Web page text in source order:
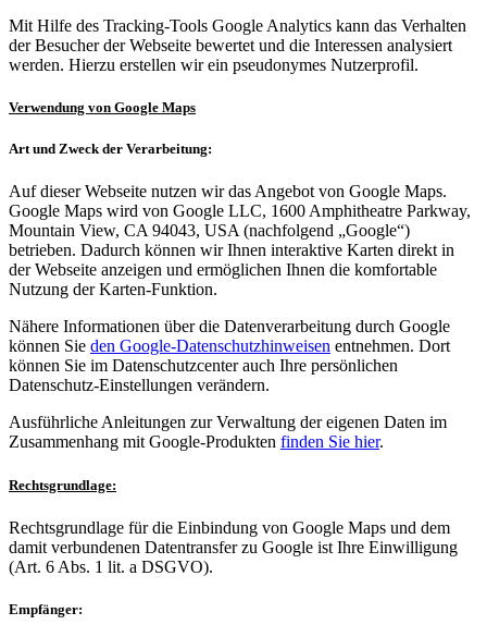
Mit Hilfe des Tracking-Tools Google Analytics kann das Verhalten
der Besucher der Webseite bewertet und die Interessen analysiert
werden. Hierzu erstellen wir ein pseudonymes Nutzerprofil.
Verwendung von Google Maps
Art und Zweck der Verarbeitung:
Auf dieser Webseite nutzen wir das Angebot von Google Maps.
Google Maps wird von Google LLC, 1600 Amphitheatre Parkway,
Mountain View, CA 94043, USA (nachfolgend „Google“)
betrieben. Dadurch können wir Ihnen interaktive Karten direkt in
der Webseite anzeigen und ermöglichen Ihnen die komfortable
Nutzung der Karten-Funktion.
Nähere Informationen über die Datenverarbeitung durch Google
können Sie den Google-Datenschutzhinweisen entnehmen. Dort
können Sie im Datenschutzcenter auch Ihre persönlichen
Datenschutz-Einstellungen verändern.
Ausführliche Anleitungen zur Verwaltung der eigenen Daten im
Zusammenhang mit Google-Produkten finden Sie hier.
Rechtsgrundlage:
Rechtsgrundlage für die Einbindung von Google Maps und dem
damit verbundenen Datentransfer zu Google ist Ihre Einwilligung
(Art. 6 Abs. 1 lit. a DSGVO).
Empfänger: